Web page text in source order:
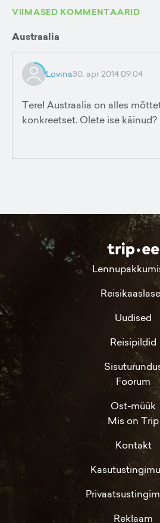
VIIMASED KOMMENTAARID
Austraalia
Lovina30. apr 2014 09:04
Tere! Austraalia on alles
konkreetset. Olete ise käinud?
Uudised
Reisipildid
Foorum
Ost-müük
Mis on Trip
Kontakt
Reklaam